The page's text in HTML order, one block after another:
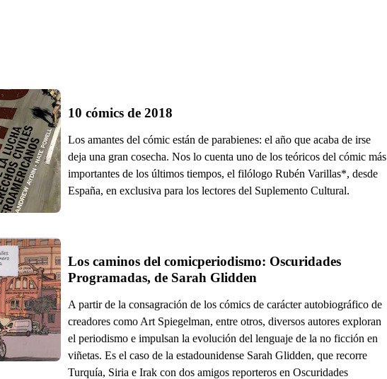
10 cómics de 2018
Los amantes del cómic están de parabienes: el año que acaba de irse
deja una gran cosecha. Nos lo cuenta uno de los teóricos del cómic más
importantes de los últimos tiempos, el filólogo Rubén Varillas*, desde
España, en exclusiva para los lectores del Suplemento Cultural.
Los caminos del comicperiodismo: Oscuridades
Programadas, de Sarah Glidden
A partir de la consagración de los cómics de carácter autobiográfico de
creadores como Art Spiegelman, entre otros, diversos autores exploran
el periodismo e impulsan la evolución del lenguaje de la no ficción en
viñetas. Es el caso de la estadounidense Sarah Glidden, que recorre
Turquía, Siria e Irak con dos amigos reporteros en Oscuridades